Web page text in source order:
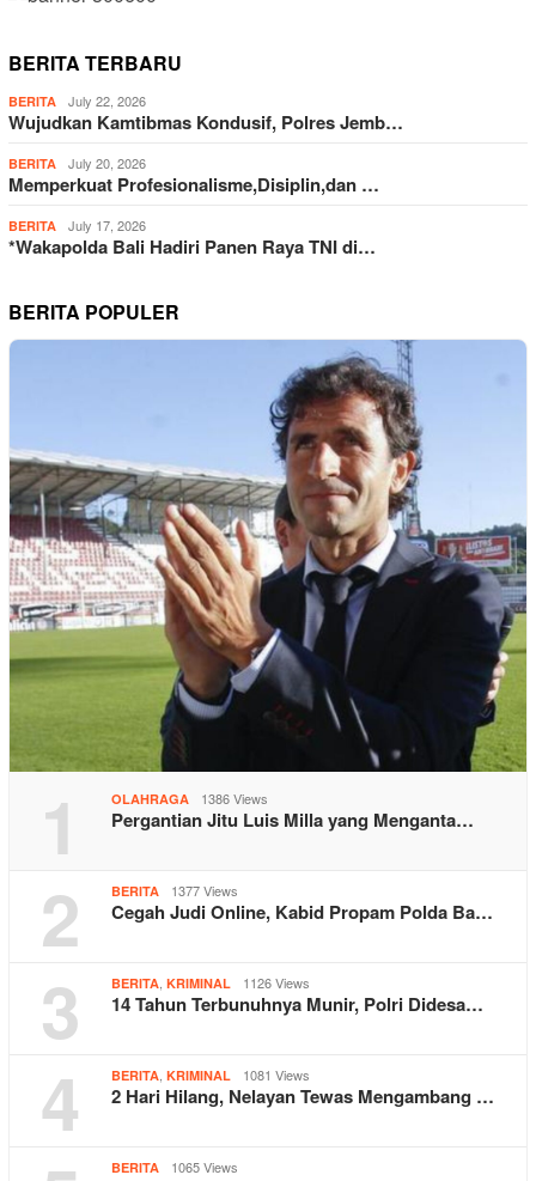
BERITA TERBARU
BERITA July 22, 2026
Wujudkan Kamtibmas Kondusif, Polres Jemb…
BERITA July 20, 2026
Memperkuat Profesionalisme,Disiplin,dan …
BERITA July 17, 2026
*Wakapolda Bali Hadiri Panen Raya TNI di…
BERITA POPULER
1 OLAHRAGA 1386 Views
Pergantian Jitu Luis Milla yang Menganta…
2 BERITA 1377 Views
Cegah Judi Online, Kabid Propam Polda Ba…
3 BERITA, KRIMINAL 1126 Views
14 Tahun Terbunuhnya Munir, Polri Didesa…
4 BERITA, KRIMINAL 1081 Views
2 Hari Hilang, Nelayan Tewas Mengambang …
BERITA 1065 Views